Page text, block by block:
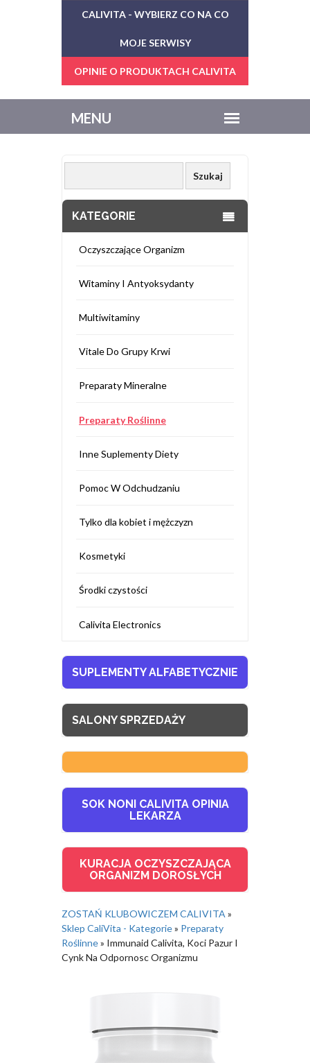
CALIVITA - WYBIERZ CO NA CO
MOJE SERWISY
OPINIE O PRODUKTACH CALIVITA
KATEGORIE
Oczyszczające Organizm
Witaminy I Antyoksydanty
Multiwitaminy
Vitale Do Grupy Krwi
Preparaty Mineralne
Preparaty Roślinne
Inne Suplementy Diety
Pomoc W Odchudzaniu
Tylko dla kobiet i mężczyzn
Kosmetyki
Środki czystości
Calivita Electronics
SUPLEMENTY ALFABETYCZNIE
SALONY SPRZEDAŻY
SOK NONI CALIVITA OPINIA
LEKARZA
KURACJA OCZYSZCZAJĄCA
ORGANIZM DOROSŁYCH
ZOSTAŃ KLUBOWICZEM CALIVITA »
Sklep CaliVita - Kategorie» Preparaty
Roślinne» Immunaid Calivita, Koci Pazur I
Cynk Na Odpornosc Organizmu